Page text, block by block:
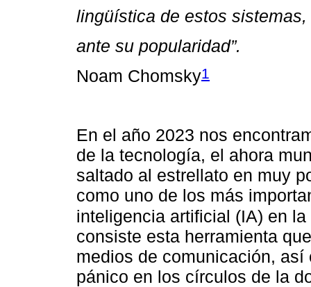
lingüística de estos
ante su popularidad”.
Noam Chomsky1
En el año 2023 nos
de la tecnología, el ahora
saltado al estrellato en muy
como uno de los más
inteligencia artificial (IA) en
consiste esta herramienta
medios de comunicación,
pánico en los círculos de la